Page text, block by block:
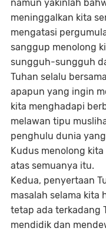
namun yakinlah
meninggalkan kita
mengatasi
sanggup menolong
sungguh-sungguh
Tuhan selalu
apapun yang ingin
kita menghadapi
melawan tipu
penghulu dunia
Kudus menolong
atas semuanya itu.
Kedua, penyertaan
masalah selama kita
tetap ada terkadang
mendidik dan